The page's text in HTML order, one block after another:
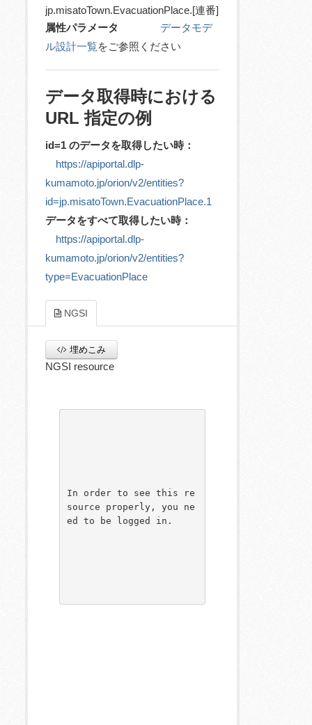
jp.misatoTown.EvacuationPlace.[連番]
属性パラメータ
データモデ
ル設計一覧をご参照ください
データ取得時における
URL 指定の例
id=1 のデータを取得したい時：
https://apiportal.dlp-
kumamoto.jp/orion/v2/entities?
id=jp.misatoTown.EvacuationPlace.1
データをすべて取得したい時：
https://apiportal.dlp-
kumamoto.jp/orion/v2/entities?
type=EvacuationPlace
NGSI
埋めこみ
NGSI resource